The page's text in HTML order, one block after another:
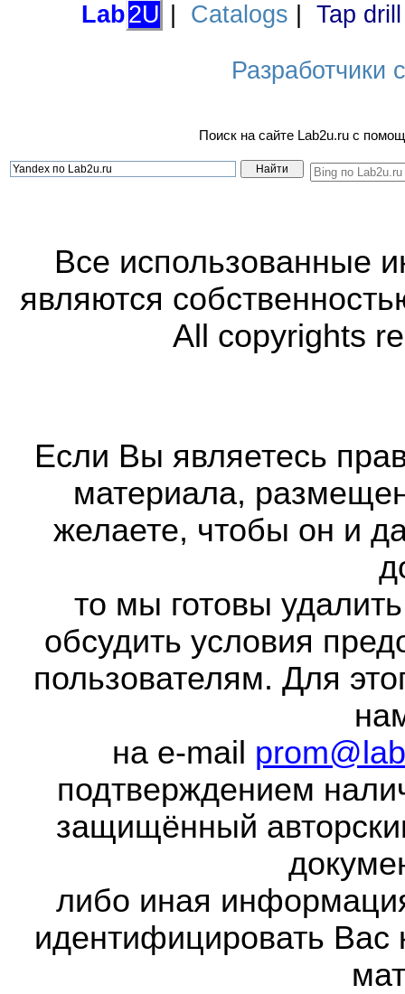
Lab2U Catalogs Tap
Разработчики
Поиск на сайте Lab2u.ru с
Все использованные
являются
All copyrights
Если Вы являетесь
материала,
желаете, чтобы он и
то мы готовы
обсудить условия
пользователям. Для
на e-mail
подтверждением
защищённый
либо иная
идентифицировать Вас